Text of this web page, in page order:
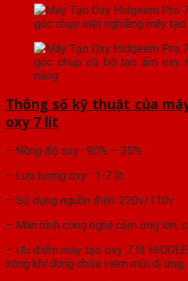
góc chụp mặt nghiêng máy
góc chụp có bộ tạo ẩm oxy
năng
Thông số kỹ thuật của
oxy 7 lít
– Nồng độ oxy : 90% – 35%
– Lưu lượng oxy : 1-7 lít
– Sử dụng nguồn điện: 220v/110v
– Màn hình công nghệ cảm ứng lớn,
– Ưu điểm máy tạo oxy 7 lít
xông khí dung chữa viêm mũi dị